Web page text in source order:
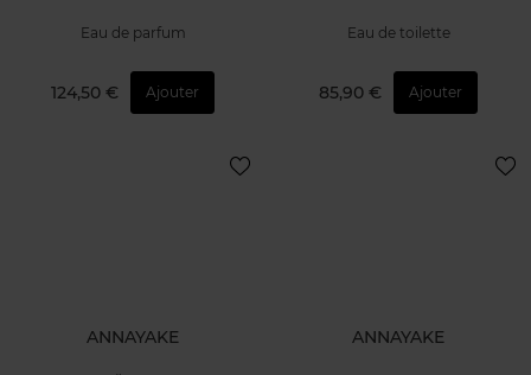
Eau de parfum
124,50 € Ajouter
Eau de toilette
85,90 € Ajouter
ANNAYAKE ANNAYAKE